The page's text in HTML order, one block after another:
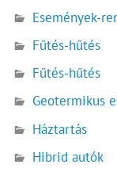
Események-
Fűtés-hűtés
Fűtés-hűtés
Geotermikus
Háztartás
Hibrid autók